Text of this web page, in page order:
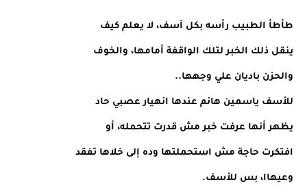
طأطأ الطبيب رأسه بكل آسف، لا يعلم كيف
ينقل ذلك الخبر لتلك الواقفة أمامها، والخوف
والحزن باديان علي وجهها..
للأسف ياسمين هانم عندها انهيار عصبي حاد
يظهر أنها عرفت خبر مش قدرت تتحمله، أو
افتكرت حاجة مش استحملتها وده إلى خلاها تفقد
وعيهاا، بس للأسف.